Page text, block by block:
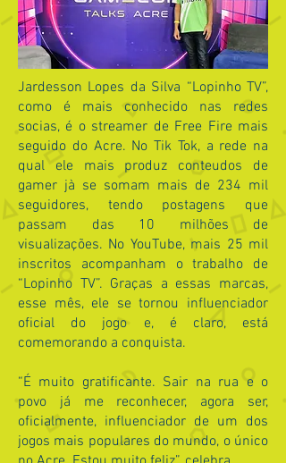
Jardesson Lopes da Silva “Lopinho TV”,
como é mais conhecido nas redes
socias, é o streamer de Free Fire mais
seguido do Acre. No Tik Tok, a rede na
qual ele mais produz conteudos de
gamer jà se somam mais de 234 mil
seguidores, tendo postagens que
passam das 10 milhões de
visualizações. No YouTube, mais 25 mil
inscritos acompanham o trabalho de
“Lopinho TV”. Graças a essas marcas,
esse mês, ele se tornou influenciador
oficial do jogo e, é claro, está
comemorando a conquista.
“É muito gratificante. Sair na rua e o
povo já me reconhecer, agora ser,
oficialmente, influenciador de um dos
jogos mais populares do mundo, o único